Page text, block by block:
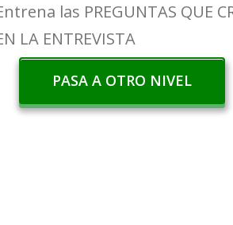
las PREGUNTAS QUE
LA ENTREVISTA
PASA A OTRO NIVEL